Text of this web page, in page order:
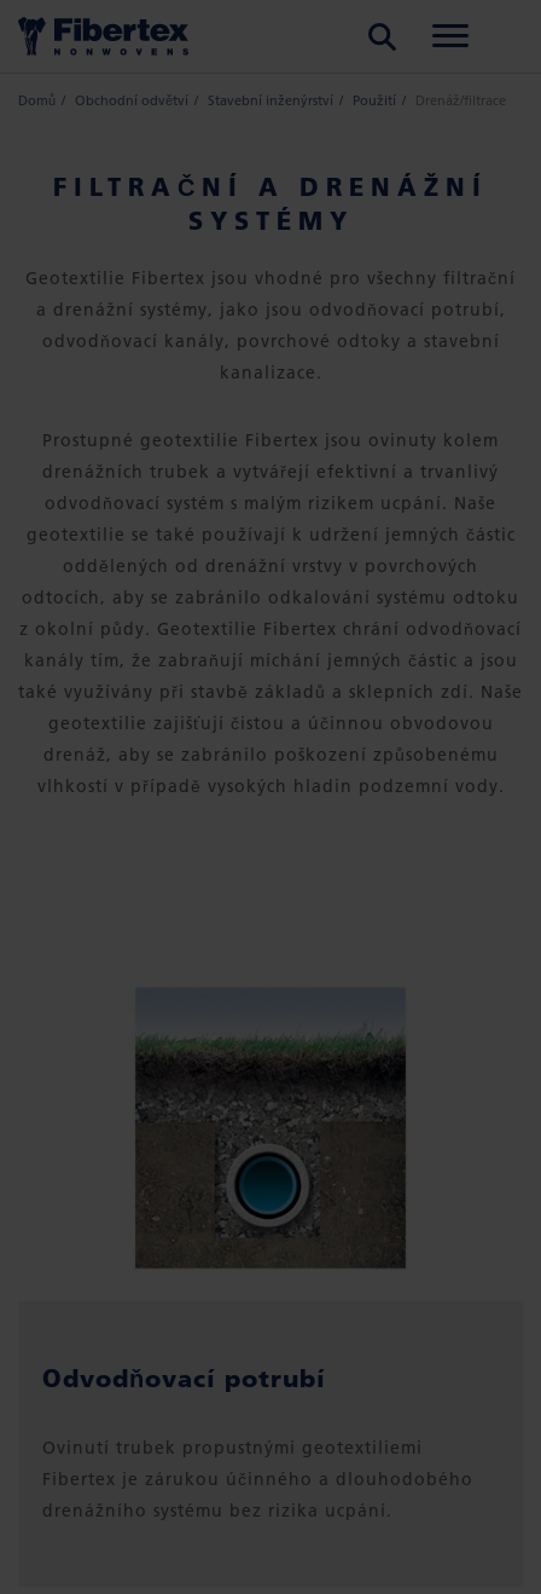
Domů Obchodní odvětví Stavební inženýrství Použití Drenáž/filtrace
FILTRAČNÍ A DRENÁŽNÍ
SYSTÉMY
Geotextilie Fibertex jsou vhodné pro všechny filtrační
a drenážní systémy, jako jsou odvodňovací potrubí,
odvodňovací kanály, povrchové odtoky a stavební
kanalizace.
Prostupné geotextilie Fibertex jsou ovinuty kolem
drenážních trubek a vytvářejí efektivní a trvanlivý
odvodňovací systém s malým rizikem ucpání. Naše
geotextilie se také používají k udržení jemných částic
oddělených od drenážní vrstvy v povrchových
odtocích, aby se zabránilo odkalování systému odtoku
z okolní půdy. Geotextilie Fibertex chrání odvodňovací
kanály tím, že zabraňují míchání jemných částic a jsou
také využívány při stavbě základů a sklepních zdí. Naše
geotextilie zajišťují čistou a účinnou obvodovou
drenáž, aby se zabránilo poškození způsobenému
vlhkostí v případě vysokých hladin podzemní vody.
Odvodňovací potrubí
Ovinutí trubek propustnými geotextiliemi
Fibertex je zárukou účinného a dlouhodobého
drenážního systému bez rizika ucpání.